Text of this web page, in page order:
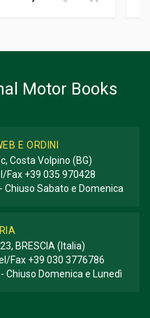
Motor Books
E ORDINI
Costa Volpino (BG)
Fax +39 035 970428
Chiuso Sabato e Domenica
BRESCIA (Italia)
Fax +39 030 3776786
Chiuso Domenica e Lunedì